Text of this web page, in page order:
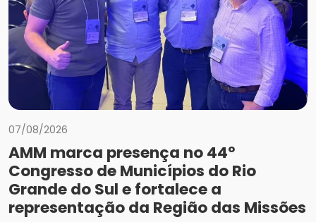
07/08/2026
AMM marca presença no 44º
Congresso de Municípios do Rio
Grande do Sul e fortalece a
representação da Região das Missões